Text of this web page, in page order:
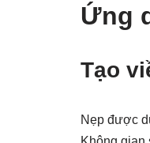
Ứng
Tạo
Nẹp được